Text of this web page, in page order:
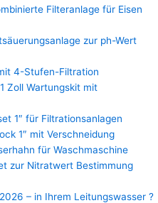
Filteranlage für Eisen
zur ph-Wert
4-Stufen-Filtration
Zoll Wartungskit mit
1″ für Filtrationsanlagen
1″ mit Verschneidung
für Waschmaschine
zur Nitratwert Bestimmung
– in Ihrem Leitungswasser ?